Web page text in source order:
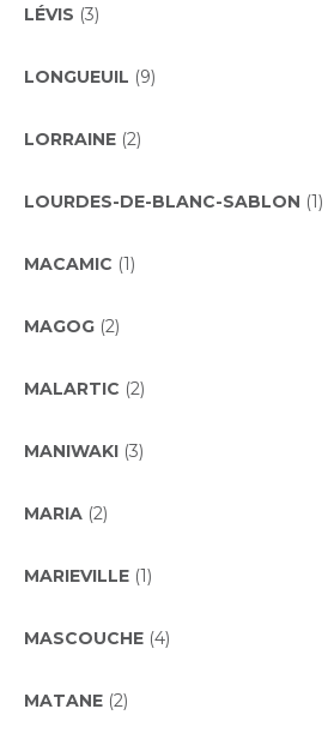
LÉVIS (3)
LONGUEUIL (9)
LORRAINE (2)
LOURDES-DE-BLANC-SABLON (1)
MACAMIC (1)
MAGOG (2)
MALARTIC (2)
MANIWAKI (3)
MARIA (2)
MARIEVILLE (1)
MASCOUCHE (4)
MATANE (2)